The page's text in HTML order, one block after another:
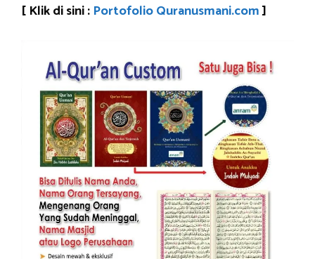
[ Klik di sini : Portofolio Quranusmani.com]